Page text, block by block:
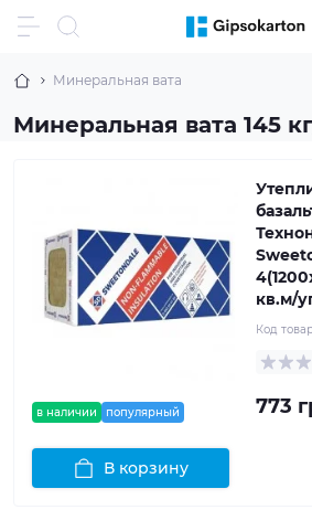
Минеральная вата
Минеральная вата 145
в наличии популярный
кв.м/
Код
773
В корзину